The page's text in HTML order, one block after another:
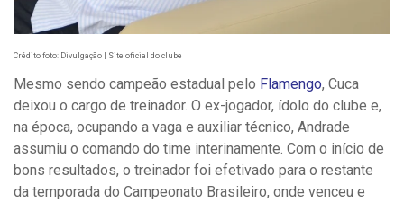
Crédito foto: Divulgação | Site oficial do clube
Mesmo sendo campeão estadual pelo Flamengo, Cuca
deixou o cargo de treinador. O ex-jogador, ídolo do clube e,
na época, ocupando a vaga e auxiliar técnico, Andrade
assumiu o comando do time interinamente. Com o início de
bons resultados, o treinador foi efetivado para o restante
da temporada do Campeonato Brasileiro, onde venceu e